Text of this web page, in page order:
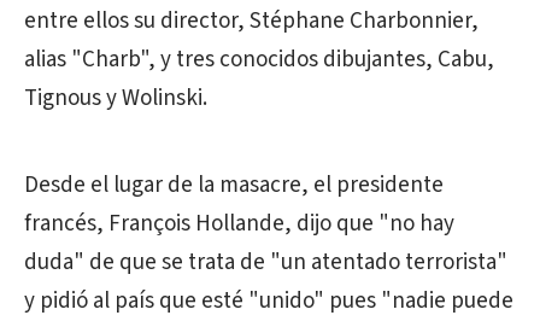
entre ellos su director, Stéphane Charbonnier,
alias "Charb", y tres conocidos dibujantes, Cabu,
Tignous y Wolinski.
Desde el lugar de la masacre, el presidente
francés, François Hollande, dijo que "no hay
duda" de que se trata de "un atentado terrorista"
y pidió al país que esté "unido" pues "nadie puede